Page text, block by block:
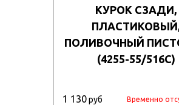
КУРОК СЗАДИ,
ПОЛИВОЧНЫЙ
(4255-55/516C)
1 130руб Временно